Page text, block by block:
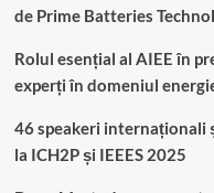
de Prime Batteries
Rolul esențial al AIEE în
experți în domeniul
46 speakeri internaționali
la ICH2P și IEEES 2025